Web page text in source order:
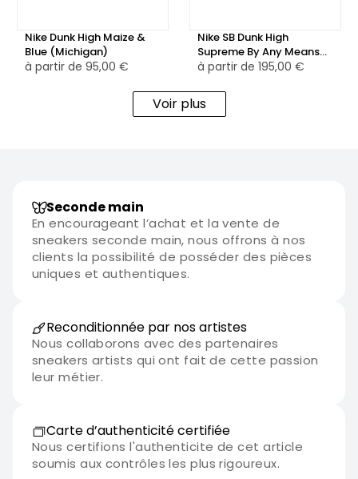
Nike Dunk High Maize &
Blue (Michigan)
à partir de 95,00 €
Nike SB Dunk High
Supreme By Any Means
Black
à partir de 195,00 €
Voir plus
Seconde main
En encourageant l’achat et la vente de
sneakers seconde main, nous offrons à nos
clients la possibilité de posséder des pièces
uniques et authentiques.
Reconditionnée par nos artistes
Nous collaborons avec des partenaires
sneakers artists qui ont fait de cette passion
leur métier.
Carte d’authenticité certifiée
Nous certifions l'authenticite de cet article
soumis aux contrôles les plus rigoureux.